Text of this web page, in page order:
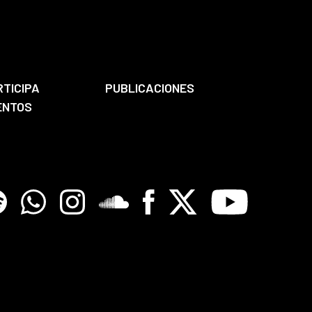
PUBLICACIONES
WhatsappInstagramSoundcloreFacebook
X Youtube